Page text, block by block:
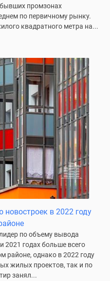
бывших промзонах
по первичному рынку.
квадратного метра на...
в 2022 году
по объему вывода
2021 годах больше всего
районе, однако в 2022 году
жилых проектов, так и по
занял...